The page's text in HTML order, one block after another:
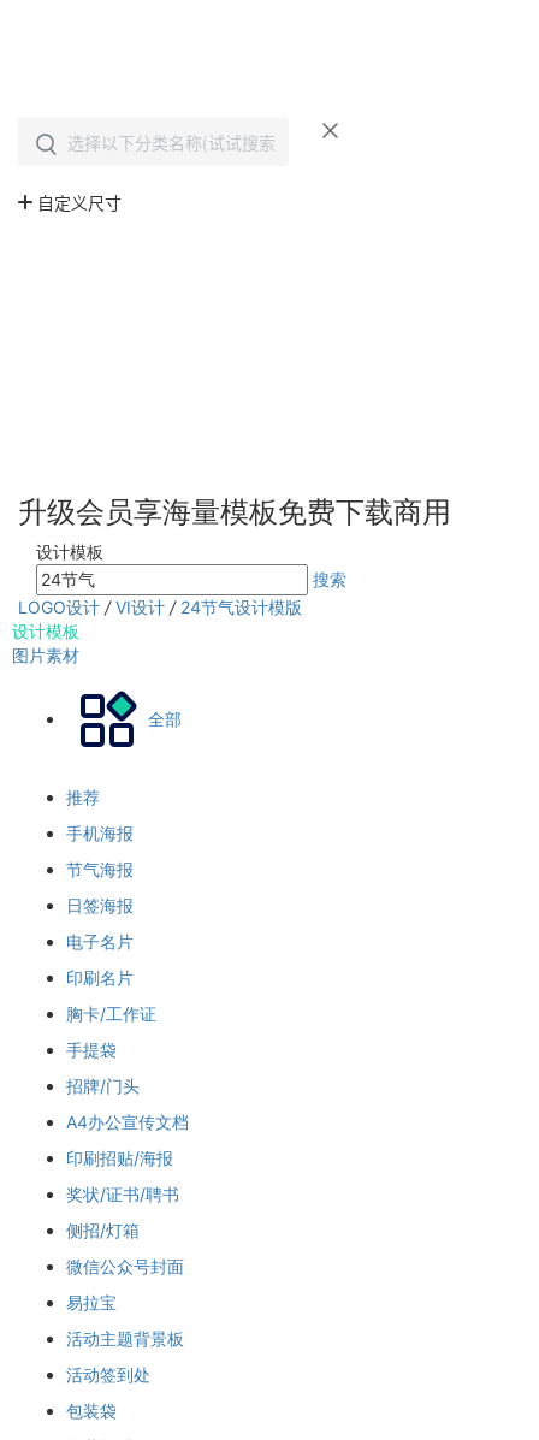
升级会员享海量模板免费下载商用
设计模板
搜索
LOGO设计 / VI设计 / 24节气设计模版
设计模板
图片素材
全部
推荐
手机海报
节气海报
日签海报
电子名片
印刷名片
胸卡/工作证
手提袋
招牌/门头
A4办公宣传文档
印刷招贴/海报
奖状/证书/聘书
侧招/灯箱
微信公众号封面
易拉宝
活动主题背景板
活动签到处
包装袋